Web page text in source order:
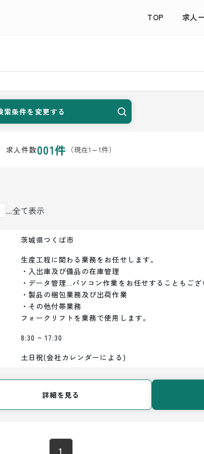
TOP 求人
索条件を変更する
求人件数001件 （現在1 ～1件）
...全て表示
茨城県つくば市
生産工程に関わる業務をお任せします。
・入出庫及び備品の在庫管理
・データ管理…パソコン作業をお任せすることもござ
・製品の梱包業務及び出荷作業
・その他付帯業務
フォークリフトを業務で使用します。
8:30 ~ 17:30
土日祝(会社カレンダーによる)
詳細を見る
1